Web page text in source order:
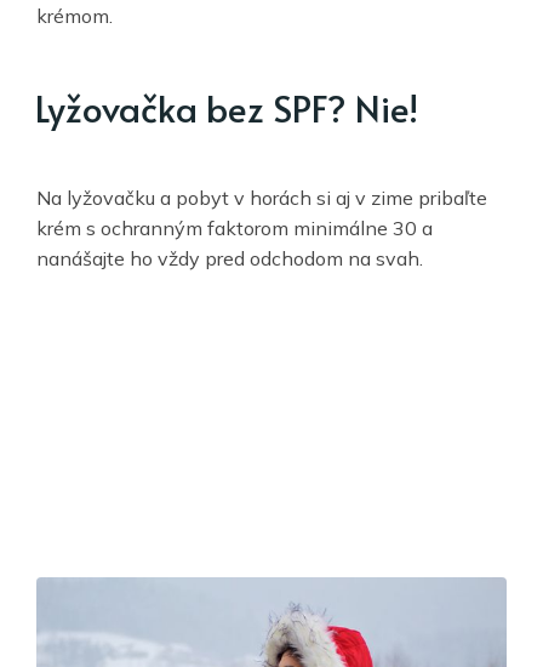
krémom.
Lyžovačka bez SPF? Nie!
Na lyžovačku a pobyt v horách si aj v zime pribaľte
krém s ochranným faktorom minimálne 30 a
nanášajte ho vždy pred odchodom na svah.